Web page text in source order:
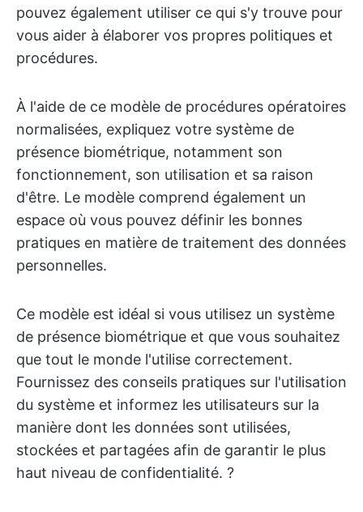
pouvez également utiliser ce qui s'y trouve pour
vous aider à élaborer vos propres politiques et
procédures.
À l'aide de ce modèle de procédures opératoires
normalisées, expliquez votre système de
présence biométrique, notamment son
fonctionnement, son utilisation et sa raison
d'être. Le modèle comprend également un
espace où vous pouvez définir les bonnes
pratiques en matière de traitement des données
personnelles.
Ce modèle est idéal si vous utilisez un système
de présence biométrique et que vous souhaitez
que tout le monde l'utilise correctement.
Fournissez des conseils pratiques sur l'utilisation
du système et informez les utilisateurs sur la
manière dont les données sont utilisées,
stockées et partagées afin de garantir le plus
haut niveau de confidentialité. ?